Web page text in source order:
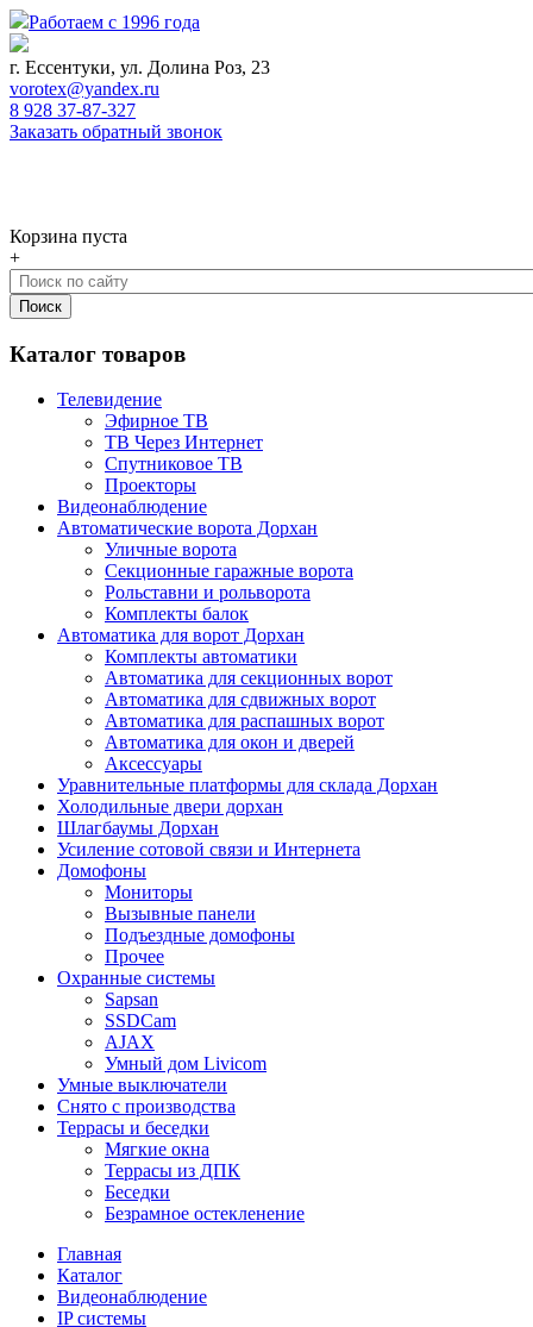
Работаем с 1996 года
г. Ессентуки, ул. Долина Роз, 23
vorotex@yandex.ru
8 928 37-87-327
Заказать обратный звонок
Корзина пуста
+
Каталог товаров
Телевидение
Эфирное ТВ
ТВ Через Интернет
Спутниковое ТВ
Проекторы
Видеонаблюдение
Автоматические ворота Дорхан
Уличные ворота
Секционные гаражные ворота
Рольставни и рольворота
Комплекты балок
Автоматика для ворот Дорхан
Комплекты автоматики
Автоматика для секционных ворот
Автоматика для сдвижных ворот
Автоматика для распашных ворот
Автоматика для окон и дверей
Аксессуары
Уравнительные платформы для склада Дорхан
Холодильные двери дорхан
Шлагбаумы Дорхан
Усиление сотовой связи и Интернета
Домофоны
Мониторы
Вызывные панели
Подъездные домофоны
Прочее
Охранные системы
Sapsan
SSDCam
AJAX
Умный дом Livicom
Умные выключатели
Снято с производства
Террасы и беседки
Мягкие окна
Террасы из ДПК
Беседки
Безрамное остекленение
Главная
Каталог
Видеонаблюдение
IP системы